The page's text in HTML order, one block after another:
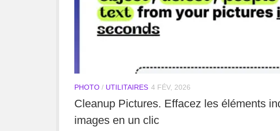
PHOTO/ UTILITAIRES 4 FÉV, 2026
Cleanup Pictures. Effacez les éléments
images en un clic